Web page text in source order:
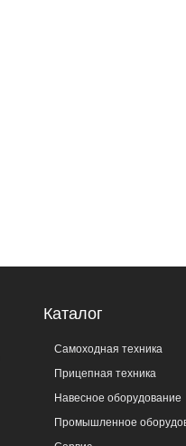
Каталог
Самоходная техника
Прицепная техника
Навесное оборудование
Промышленное